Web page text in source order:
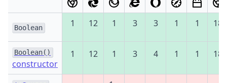
Boolean 1 12 1 3 3 1 1 18
Boolean()
constructor
1 12 1 3 4 1 1 18